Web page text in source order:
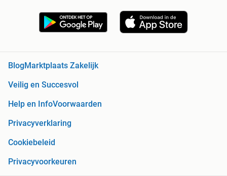
BlogMarktplaats Zakelijk
Veilig en Succesvol
Help en InfoVoorwaarden
Privacyverklaring
Cookiebeleid
Privacyvoorkeuren